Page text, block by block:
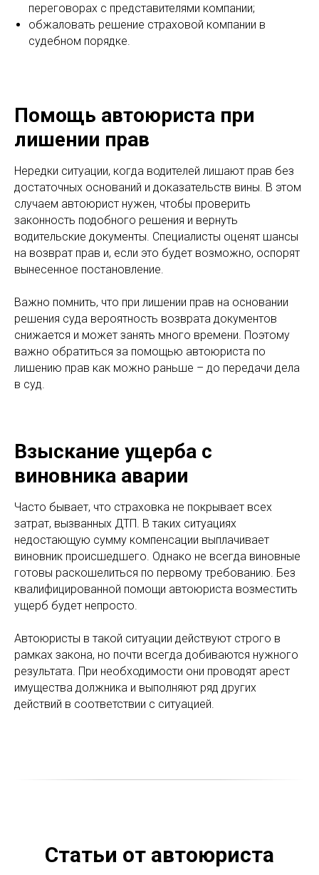
переговорах с представителями компании;
обжаловать решение страховой компании в
судебном порядке.
Помощь автоюриста при
лишении прав
Нередки ситуации, когда водителей лишают прав без
достаточных оснований и доказательств вины. В этом
случаем автоюрист нужен, чтобы проверить
законность подобного решения и вернуть
водительские документы. Специалисты оценят шансы
на возврат прав и, если это будет возможно, оспорят
вынесенное постановление.
Важно помнить, что при лишении прав на основании
решения суда вероятность возврата документов
снижается и может занять много времени. Поэтому
важно обратиться за помощью автоюриста по
лишению прав как можно раньше – до передачи дела
в суд.
Взыскание ущерба с
виновника аварии
Часто бывает, что страховка не покрывает всех
затрат, вызванных ДТП. В таких ситуациях
недостающую сумму компенсации выплачивает
виновник происшедшего. Однако не всегда виновные
готовы раскошелиться по первому требованию. Без
квалифицированной помощи автоюриста возместить
ущерб будет непросто.
Автоюристы в такой ситуации действуют строго в
рамках закона, но почти всегда добиваются нужного
результата. При необходимости они проводят арест
имущества должника и выполняют ряд других
действий в соответствии с ситуацией.
Статьи от автоюриста